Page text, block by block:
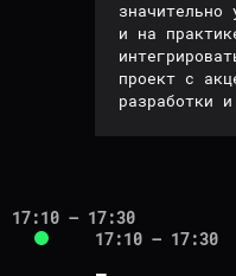
значительно
и на
проект с
разработки
17:10 – 17:30
17:10 – 17:30